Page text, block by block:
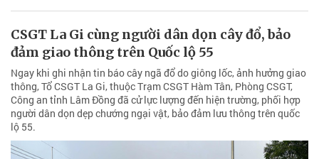
CSGT La Gi cùng người dân dọn cây đổ, bảo
đảm giao thông trên Quốc lộ 55
Ngay khi ghi nhận tin báo cây ngã đổ do giông lốc, ảnh hưởng giao
thông, Tổ CSGT La Gi, thuộc Trạm CSGT Hàm Tân, Phòng CSGT,
Công an tỉnh Lâm Đồng đã cử lực lượng đến hiện trường, phối hợp
người dân dọn dẹp chướng ngại vật, bảo đảm lưu thông trên quốc
lộ 55.